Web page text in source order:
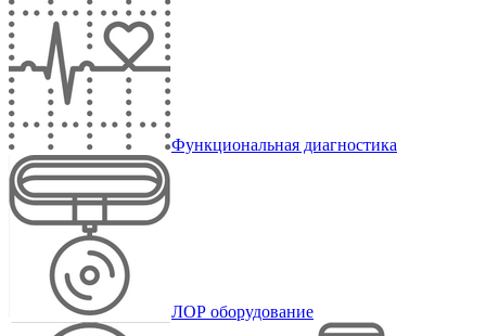
Функциональная диагностика
ЛОР оборудование